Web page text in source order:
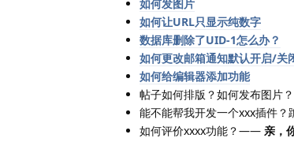
如何发图片
如何让URL只显示纯数字
数据库删除了UID-1怎么办？
如何更改邮箱通知默认开启/关
如何给编辑器添加功能
帖子如何排版？如何发布图
能不能帮我开发一个xxx插件
如何评价xxxx功能？—— 亲，